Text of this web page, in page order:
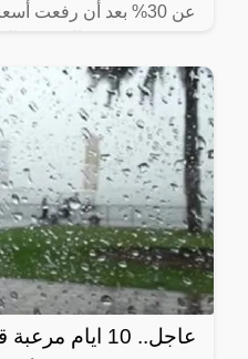
عن 30% بعد أن رفعت
عاجل.. 10 ايام مرعبة قادمة على هذه المناطق